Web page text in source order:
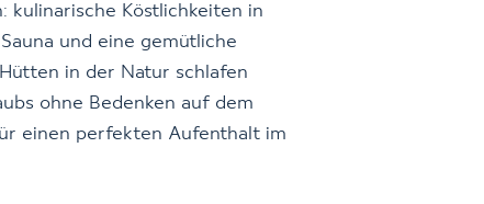
Köstlichkeiten in
und eine gemütliche
in der Natur schlafen
ohne Bedenken auf dem
einen perfekten Aufenthalt im